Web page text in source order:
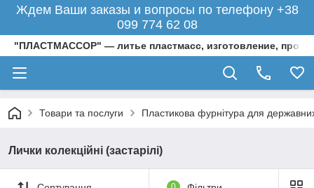
Ждем Ваши заказы и вопросы по телефону +38
099 774 62 08
"ПЛАСТМАССОР" — литье пластмасс, изготовление,
Товари та послуги Пластикова фурнітура для
Лички колекційні (застарілі)